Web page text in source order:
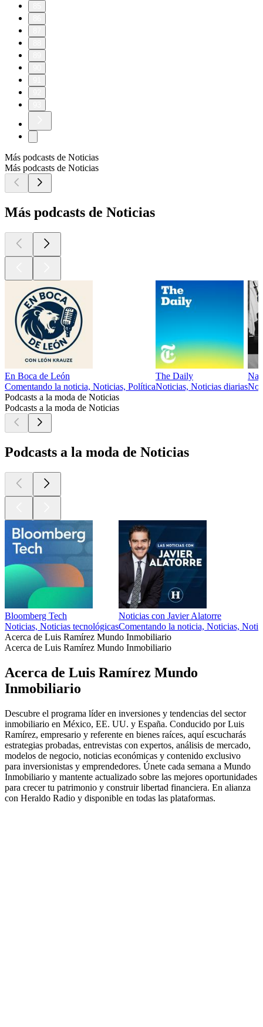
Más podcasts de Noticias
Más podcasts de Noticias
Más podcasts de Noticias
En Boca de León
Comentando la noticia, Noticias, Política
The Daily
Noticias, Noticias diarias
Podcasts a la moda de Noticias
Podcasts a la moda de Noticias
Podcasts a la moda de Noticias
Bloomberg Tech
Noticias, Noticias tecnológicas
Noticias con Javier Alatorre
Comentando la noticia, Noticias,
Acerca de Luis Ramírez Mundo Inmobiliario
Acerca de Luis Ramírez Mundo Inmobiliario
Acerca de Luis Ramírez Mundo
Inmobiliario
Descubre el programa líder en inversiones y tendencias del sector
inmobiliario en México, EE. UU. y España. Conducido por Luis
Ramírez, empresario y referente en bienes raíces, aquí escucharás
estrategias probadas, entrevistas con expertos, análisis de mercado,
modelos de negocio, noticias económicas y contenido exclusivo
para inversionistas y emprendedores. Únete cada semana a Mundo
Inmobiliario y mantente actualizado sobre las mejores oportunidades
para crecer tu patrimonio y construir libertad financiera. En alianza
con Heraldo Radio y disponible en todas las plataformas.